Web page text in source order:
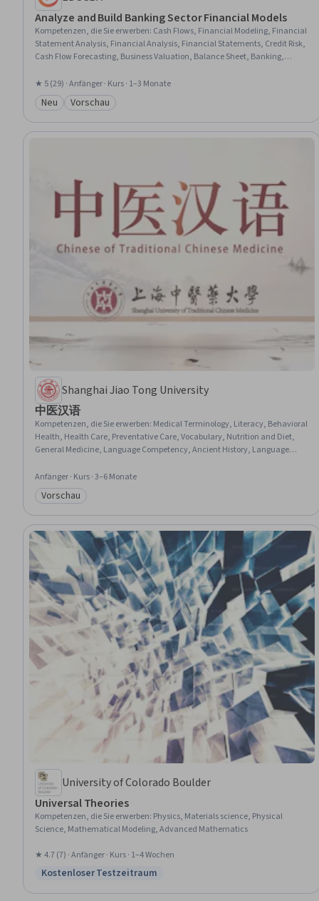
Analyze and Build Banking Sector Financial Models
Kompetenzen, die Sie erwerben: Cash Flows, Financial Modeling, Financial
Statement Analysis, Financial Analysis, Financial Statements, Credit Risk,
Cash Flow Forecasting, Business Valuation, Balance Sheet, Banking,
Forecasting, Operating Expense, Finance, Income Statement, Depreciation
★ 5 (29) · Anfänger · Kurs · 1–3 Monate
Kategorie: Neu
Neu Kategorie: Vorschau
Vorschau
Shanghai Jiao Tong University
中医汉语
Kompetenzen, die Sie erwerben: Medical Terminology, Literacy, Behavioral
Health, Health Care, Preventative Care, Vocabulary, Nutrition and Diet,
General Medicine, Language Competency, Ancient History, Language
Anfänger · Kurs · 3–6 Monate
Kategorie: Vorschau
Vorschau
University of Colorado Boulder
Universal Theories
Kompetenzen, die Sie erwerben: Physics, Materials science, Physical
Science, Mathematical Modeling, Advanced Mathematics
★ 4.7 (7) · Anfänger · Kurs · 1–4 Wochen
Status: Kostenloser Testzeitraum
Kostenloser Testzeitraum